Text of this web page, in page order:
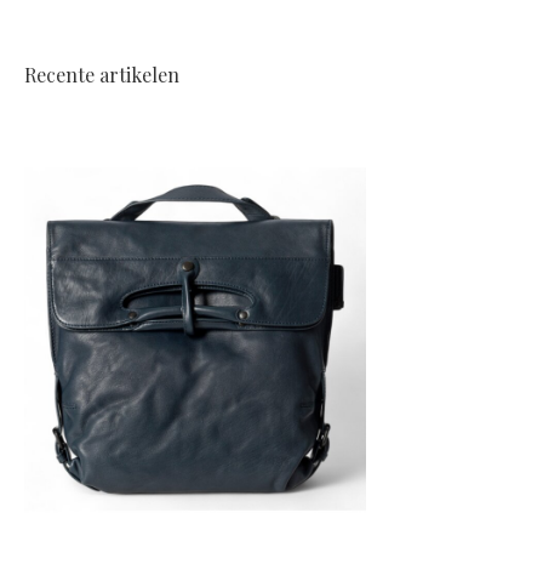
Recente artikelen